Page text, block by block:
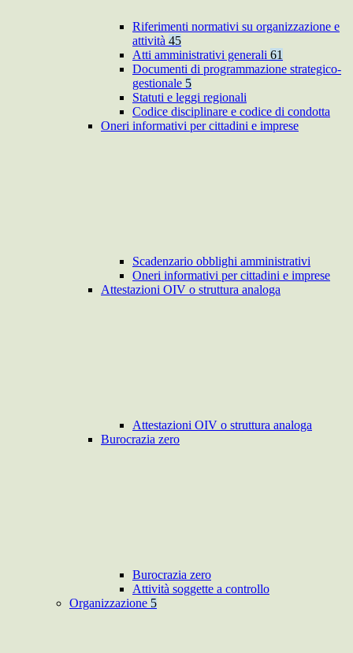
Riferimenti normativi su organizzazione e
attività 45
Atti amministrativi generali 61
Documenti di programmazione strategico-
gestionale 5
Statuti e leggi regionali
Codice disciplinare e codice di condotta
Oneri informativi per cittadini e imprese
Scadenzario obblighi amministrativi
Oneri informativi per cittadini e imprese
Attestazioni OIV o struttura analoga
Attestazioni OIV o struttura analoga
Burocrazia zero
Burocrazia zero
Attività soggette a controllo
Organizzazione 5